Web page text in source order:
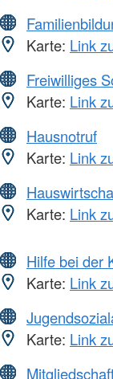
Karte: Link
Freiwilliges
Karte: Link
Hausnotruf
Karte: Link
Karte: Link
Hilfe bei der
Karte: Link
Karte: Link